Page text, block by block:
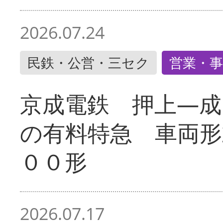
2026.07.24
民鉄・公営・三セク 営業・
京成電鉄 押上―成
の有料特急 車両
００形
2026.07.17